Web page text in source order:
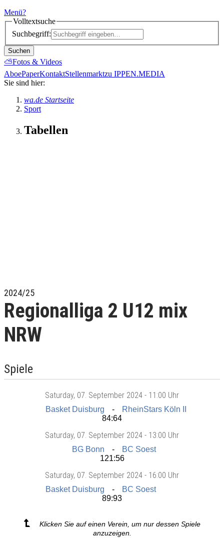
Menü?
Volltextsuche
Suchbegriff:
Suchen
⛅Fotos & Videos
AboePaperKontaktStellenmarktzu IPPEN.MEDIA
Sie sind hier:
wa.de Startseite
Sport
Tabellen
2024/25
Regionalliga 2 U12 mix
NRW
Spiele
Saturday, 07. September 2024 - 11:00 Uhr
Basket Duisburg
RheinStars Köln II
84:64
Saturday, 07. September 2024 - 13:00 Uhr
BG Bonn
BC Soest
121:56
Saturday, 07. September 2024 - 16:00 Uhr
Basket Duisburg
BC Soest
89:93
Klicken Sie auf einen Verein, um nur dessen Spiele
anzuzeigen.